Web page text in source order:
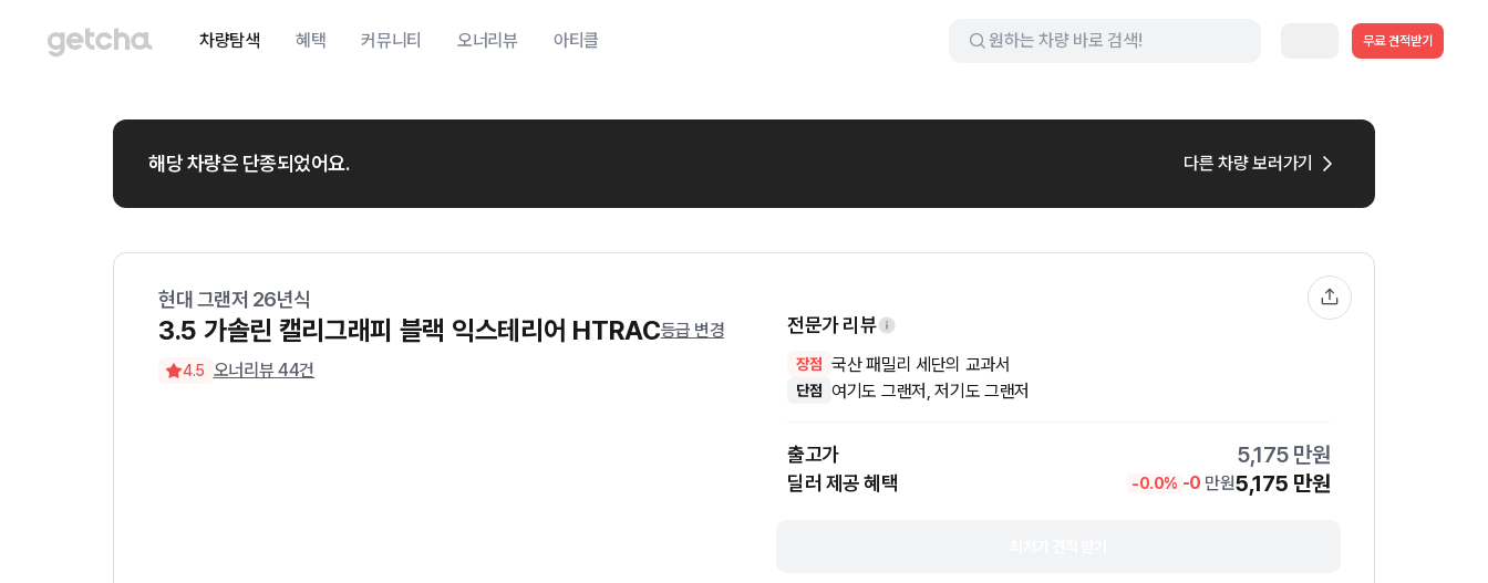
차량탐색 혜택 커뮤니티 오너리뷰 아티클 무료 견적받기
해당 차량은 단종되었어요. 다른 차량 보러가기
현대 그랜저 26년식
3.5 가솔린 캘리그래피 블랙 익스테리어 HTRAC등급 변경
4.5 오너리뷰44건
전문가 리뷰
장점 국산 패밀리 세단의 교과서
단점 여기도 그랜저, 저기도 그랜저
출고가 5,175 만원
딜러 제공 혜택 -0.0% -0 만원5,175 만원